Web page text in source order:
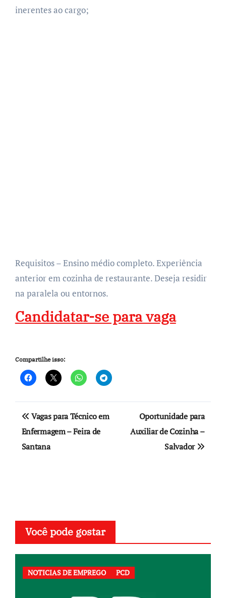
inerentes ao cargo;
Requisitos – Ensino médio completo. Experiência
anterior em cozinha de restaurante. Deseja residir
na paralela ou entornos.
Candidatar-se para vaga
Compartilhe isso:
Navegação
de
Post
Vagas para Técnico em
Enfermagem – Feira de
Santana
Oportunidade para
Auxiliar de Cozinha –
Salvador
Você pode gostar
NOTICIAS DE EMPREGO PCD